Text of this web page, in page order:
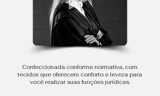
Confeccionada conforme normativa, com
tecidos que oferecem conforto e leveza para
você realizar suas funções jurídicas.